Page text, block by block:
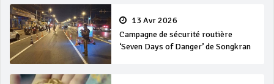
13 Avr 2026
Campagne de sécurité routière
‘Seven Days of Danger’ de Songkran